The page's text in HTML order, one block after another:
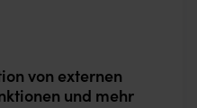
von externen
und mehr